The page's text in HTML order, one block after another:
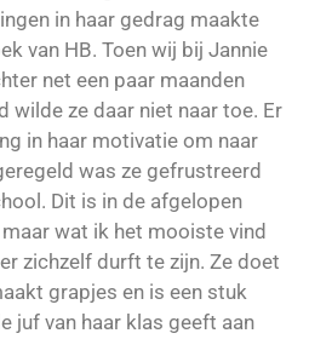
in haar gedrag maakte
van HB. Toen wij bij Jannie
net een paar maanden
wilde ze daar niet naar toe. Er
in haar motivatie om naar
was ze gefrustreerd
Dit is in de afgelopen
wat ik het mooiste vind
zichzelf durft te zijn. Ze doet
grapjes en is een stuk
juf van haar klas geeft aan